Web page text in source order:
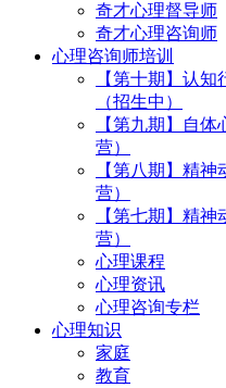
奇才心理督导师
奇才心理咨询师
心理咨询师培训
【第十期】认
（招生中）
【第九期】自
营）
【第八期】精
营）
【第七期】精
营）
心理课程
心理资讯
心理咨询专栏
心理知识
家庭
教育